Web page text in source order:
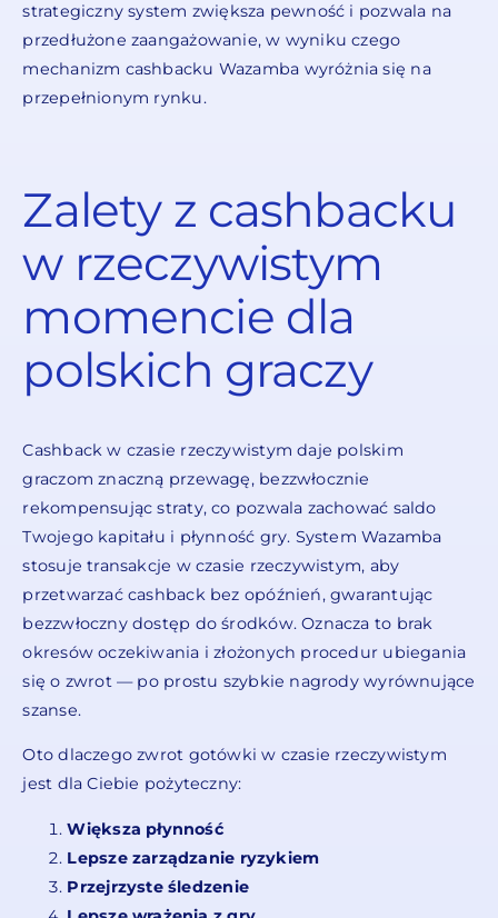
strategiczny system zwiększa pewność i pozwala na
przedłużone zaangażowanie, w wyniku czego
mechanizm cashbacku Wazamba wyróżnia się na
przepełnionym rynku.
Zalety z cashbacku
w rzeczywistym
momencie dla
polskich graczy
Cashback w czasie rzeczywistym daje polskim
graczom znaczną przewagę, bezzwłocznie
rekompensując straty, co pozwala zachować saldo
Twojego kapitału i płynność gry. System Wazamba
stosuje transakcje w czasie rzeczywistym, aby
przetwarzać cashback bez opóźnień, gwarantując
bezzwłoczny dostęp do środków. Oznacza to brak
okresów oczekiwania i złożonych procedur ubiegania
się o zwrot — po prostu szybkie nagrody wyrównujące
szanse.
Oto dlaczego zwrot gotówki w czasie rzeczywistym
jest dla Ciebie pożyteczny:
Większa płynność
Lepsze zarządzanie ryzykiem
Przejrzyste śledzenie